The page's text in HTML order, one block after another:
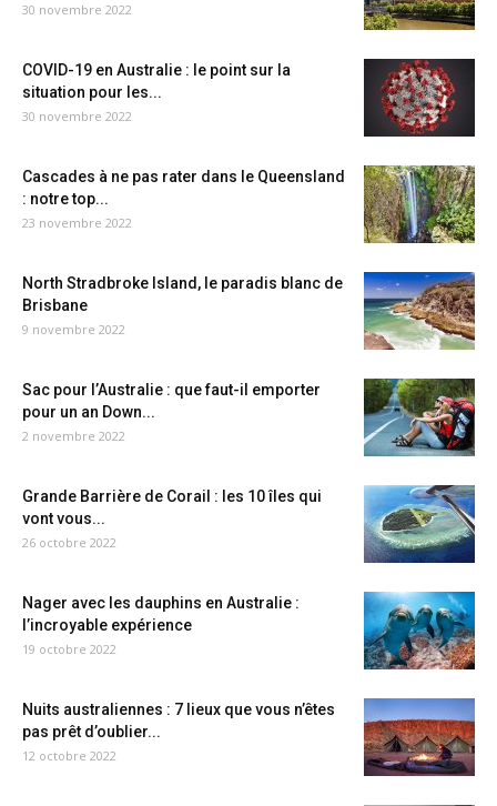
30 novembre 2022
COVID-19 en Australie : le point sur la
situation pour les...
30 novembre 2022
Cascades à ne pas rater dans le Queensland
: notre top...
23 novembre 2022
North Stradbroke Island, le paradis blanc de
Brisbane
9 novembre 2022
Sac pour l’Australie : que faut-il emporter
pour un an Down...
2 novembre 2022
Grande Barrière de Corail : les 10 îles qui
vont vous...
26 octobre 2022
Nager avec les dauphins en Australie :
l’incroyable expérience
19 octobre 2022
Nuits australiennes : 7 lieux que vous n’êtes
pas prêt d’oublier...
12 octobre 2022